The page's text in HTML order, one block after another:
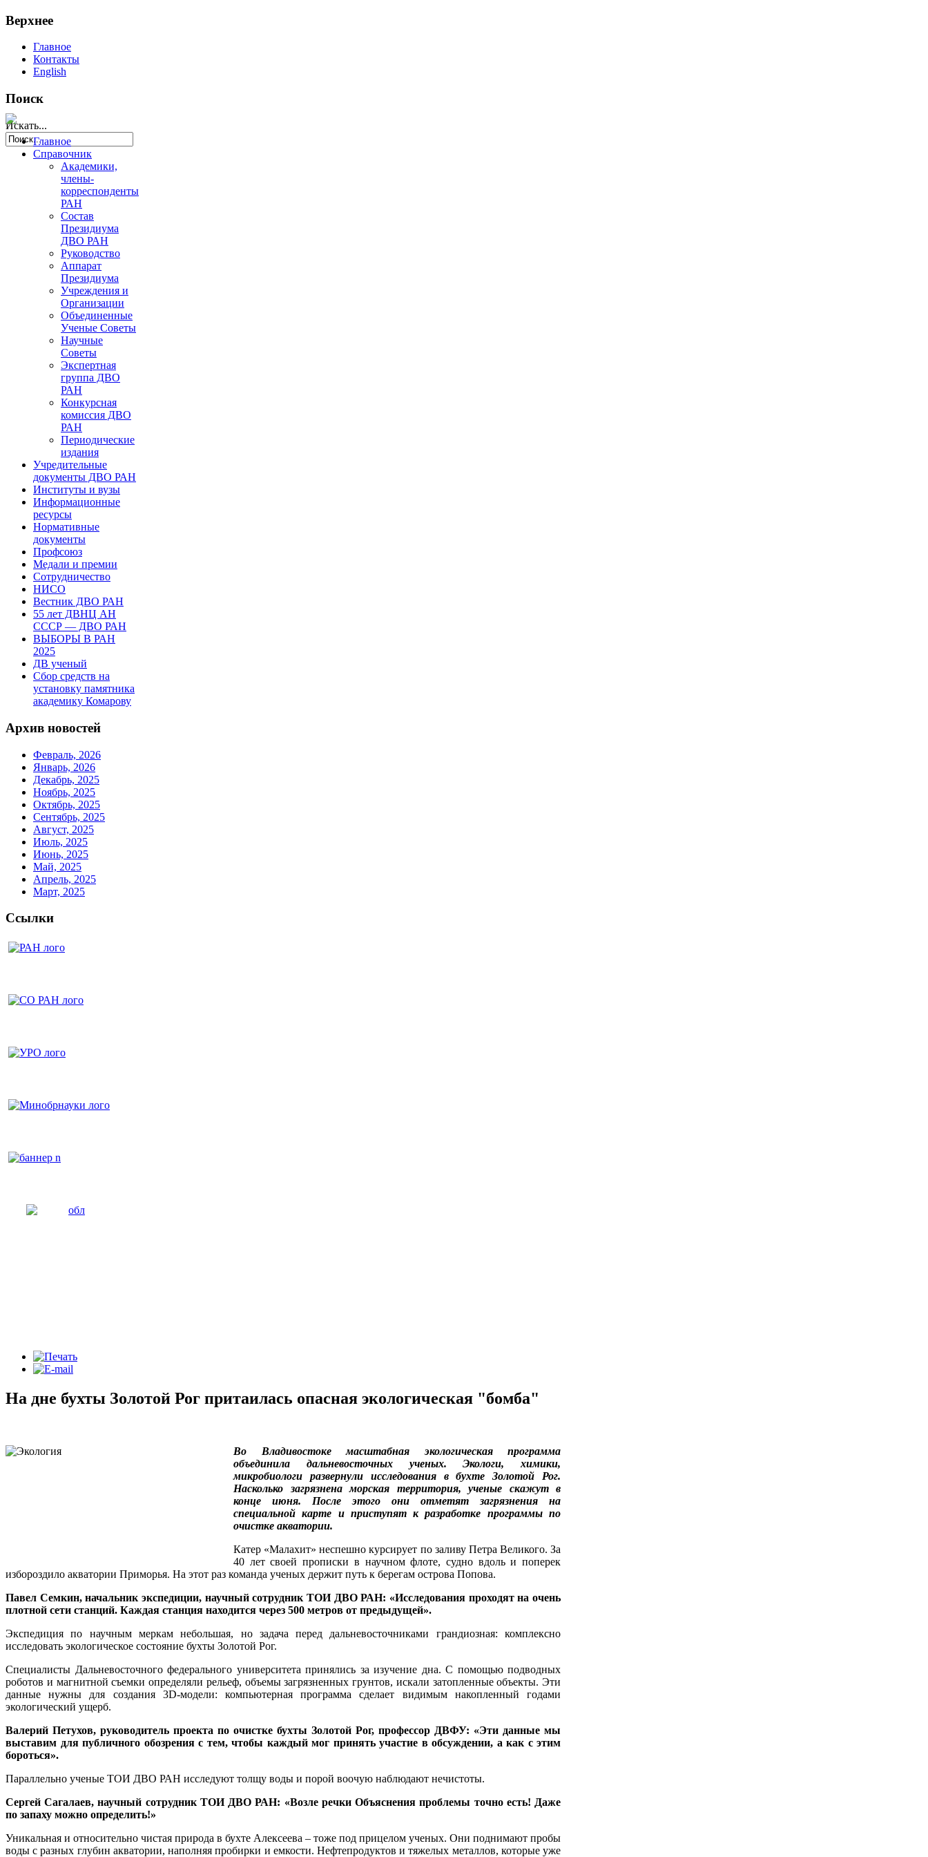
Верхнее
Главное
Контакты
English
Поиск
Искать...
Главное
Справочник
Академики,
члены-
корреспонденты
РАН
Состав
Президиума
ДВО РАН
Руководство
Аппарат
Президиума
Учреждения и
Организации
Объединенные
Ученые Советы
Научные
Советы
Экспертная
группа ДВО
РАН
Конкурсная
комиссия ДВО
РАН
Периодические
издания
Учредительные
документы ДВО РАН
Институты и вузы
Информационные
ресурсы
Нормативные
документы
Профсоюз
Медали и премии
Сотрудничество
НИСО
Вестник ДВО РАН
55 лет ДВНЦ АН
СССР — ДВО РАН
ВЫБОРЫ В РАН
2025
ДВ ученый
Сбор средств на
установку памятника
академику Комарову
Архив новостей
Февраль, 2026
Январь, 2026
Декабрь, 2025
Ноябрь, 2025
Октябрь, 2025
Сентябрь, 2025
Август, 2025
Июль, 2025
Июнь, 2025
Май, 2025
Апрель, 2025
Март, 2025
Ссылки
На дне бухты Золотой Рог притаилась опасная экологическая "бомба"
Во Владивостоке масштабная экологическая программа
объединила дальневосточных ученых. Экологи, химики,
микробиологи развернули исследования в бухте Золотой Рог.
Насколько загрязнена морская территория, ученые скажут в
конце июня. После этого они отметят загрязнения на
специальной карте и приступят к разработке программы по
очистке акватории.
Катер «Малахит» неспешно курсирует по заливу Петра Великого. За
40 лет своей прописки в научном флоте, судно вдоль и поперек
избороздило акватории Приморья. На этот раз команда ученых держит путь к берегам острова Попова.
Павел Семкин, начальник экспедиции, научный сотрудник ТОИ ДВО РАН: «Исследования проходят на очень
плотной сети станций. Каждая станция находится через 500 метров от предыдущей».
Экспедиция по научным меркам небольшая, но задача перед дальневосточниками грандиозная: комплексно
исследовать экологическое состояние бухты Золотой Рог.
Специалисты Дальневосточного федерального университета принялись за изучение дна. С помощью подводных
роботов и магнитной съемки определяли рельеф, объемы загрязненных грунтов, искали затопленные объекты. Эти
данные нужны для создания 3D-модели: компьютерная программа сделает видимым накопленный годами
экологический ущерб.
Валерий Петухов, руководитель проекта по очистке бухты Золотой Рог, профессор ДВФУ: «Эти данные мы
выставим для публичного обозрения с тем, чтобы каждый мог принять участие в обсуждении, а как с этим
бороться».
Параллельно ученые ТОИ ДВО РАН исследуют толщу воды и порой воочую наблюдают нечистоты.
Сергей Сагалаев, научный сотрудник ТОИ ДВО РАН: «Возле речки Объяснения проблемы точно есть! Даже
по запаху можно определить!»
Уникальная и относительно чистая природа в бухте Алексеева ‒ тоже под прицелом ученых. Они поднимают пробы
воды с разных глубин акватории, наполняя пробирки и емкости. Нефтепродуктов и тяжелых металлов, которые уже